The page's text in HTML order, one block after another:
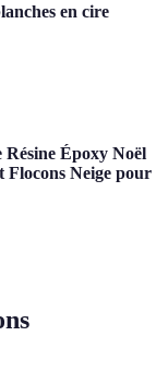
en cire
Résine Époxy Noël
Flocons Neige pour